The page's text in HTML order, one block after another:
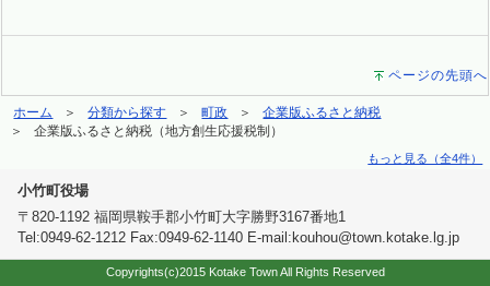
ページの先頭へ
ホーム 分類から探す 町政
企業版ふるさと納税
企業版ふるさと納税（地方創生応援税制）
もっと見る（全4件）
小竹町役場
〒820-1192 福岡県鞍手郡小竹町大字勝野3167番地1
Tel:0949-62-1212 Fax:0949-62-1140 E-mail:kouhou@town.kotake.lg.jp
Copyrights(c)2015 Kotake Town All Rights Reserved